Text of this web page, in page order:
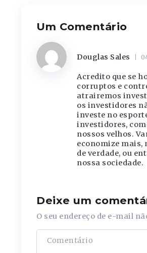
Um Comentário
Douglas Sales
Acredito que se
corruptos e
atrairemos
os investidores
investe no
investidores,
nossos velhos.
economize mais,
de verdade, ou
nossa sociedade.
Deixe um
O seu endereço de e-mail